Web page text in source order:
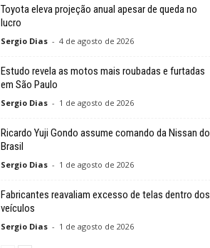
Toyota eleva projeção anual apesar de queda no
lucro
Sergio Dias - 4 de agosto de 2026
Estudo revela as motos mais roubadas e furtadas
em São Paulo
Sergio Dias - 1 de agosto de 2026
Ricardo Yuji Gondo assume comando da Nissan do
Brasil
Sergio Dias - 1 de agosto de 2026
Fabricantes reavaliam excesso de telas dentro dos
veículos
Sergio Dias - 1 de agosto de 2026